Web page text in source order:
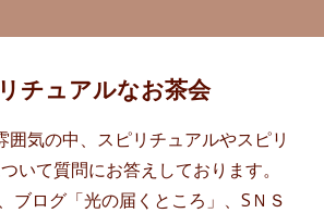
チュアルなお茶会
囲気の中、スピリチュアルやスピリ
いて質問にお答えしております。
ブログ「光の届くところ」、SＮＳ